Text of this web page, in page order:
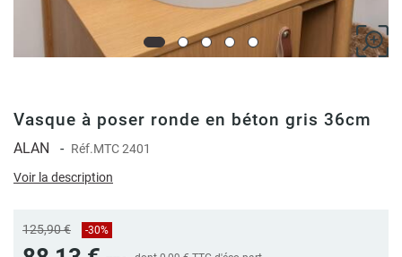
Vasque à poser ronde en béton gris 36cm
ALAN - Réf.MTC 2401
Voir la description
125,90 € -30%